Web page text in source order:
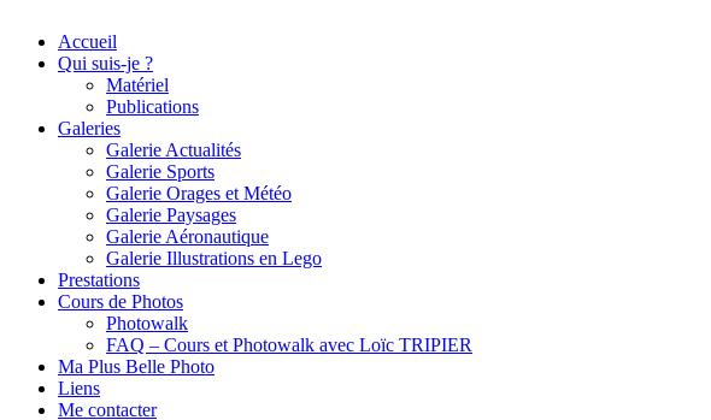
Accueil
Qui suis-je ?
Matériel
Publications
Galeries
Galerie Actualités
Galerie Sports
Galerie Orages et Météo
Galerie Paysages
Galerie Aéronautique
Galerie Illustrations en Lego
Prestations
Cours de Photos
Photowalk
FAQ – Cours et Photowalk avec Loïc TRIPIER
Ma Plus Belle Photo
Liens
Me contacter